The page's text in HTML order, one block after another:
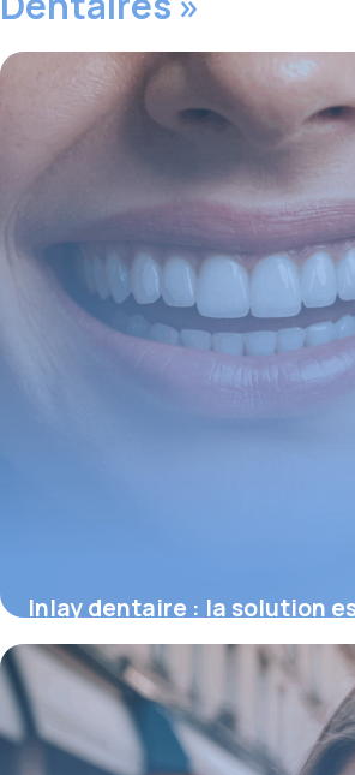
Inlay dentaire : la solution
durable pour réparer vos
16 juin 2026